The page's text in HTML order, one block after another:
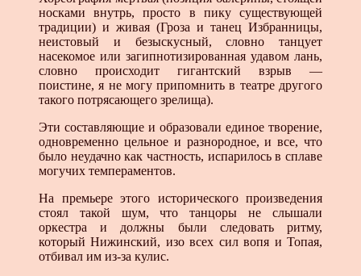
носками внутрь, просто в пику существующей
традиции) и живая (Гроза и танец Избранницы,
неистовый и безыскусный, словно танцует
насекомое или загипнотизированная удавом лань,
словно происходит гигантский взрыв —
поистине, я не могу припомнить в театре другого
такого потрясающего зрелища).
Эти составляющие и образовали единое творение,
одновременно цельное и разнородное, и все, что
было неудачно как частность, испарилось в сплаве
могучих темпераментов.
На премьере этого исторического произведения
стоял такой шум, что танцоры не слышали
оркестра и должны были следовать ритму,
который Нижинский, изо всех сил вопя и Топая,
отбивал им из-за кулис.